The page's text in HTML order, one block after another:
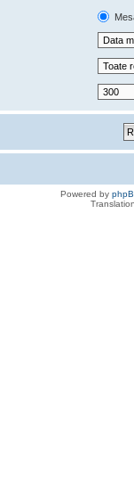
Powered by